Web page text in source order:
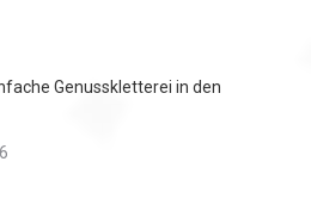
Genusskletterei in den